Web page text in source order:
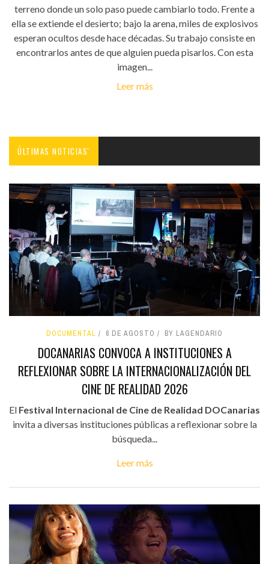
terreno donde un solo paso puede cambiarlo todo. Frente a
ella se extiende el desierto; bajo la arena, miles de explosivos
esperan ocultos desde hace décadas. Su trabajo consiste en
encontrarlos antes de que alguien pueda pisarlos. Con esta
imagen...
Leer más
ÚLTIMAS NOTICIAS'
DOCUMENTAL 6 DE AGOSTO BY LAGENDARIO
DOCANARIAS CONVOCA A INSTITUCIONES A
REFLEXIONAR SOBRE LA INTERNACIONALIZACIÓN DEL
CINE DE REALIDAD 2026
El Festival Internacional de Cine de Realidad DOCanarias
invita a diversas instituciones públicas a reflexionar sobre la
búsqueda...
Leer más